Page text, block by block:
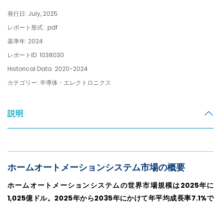
発行日: July, 2025
レポート形式 : pdf
基準年: 2024
レポートID: 1038030
Historical Data: 2020-2024
カテゴリー: 半導体・エレクトロニクス
説明
ホームオートメーションシステム市場の概要
ホームオートメーションシステムの世界市場規模は2025年に
1,025億ドル。2025年から2035年にかけて年平均成長率7.1%で